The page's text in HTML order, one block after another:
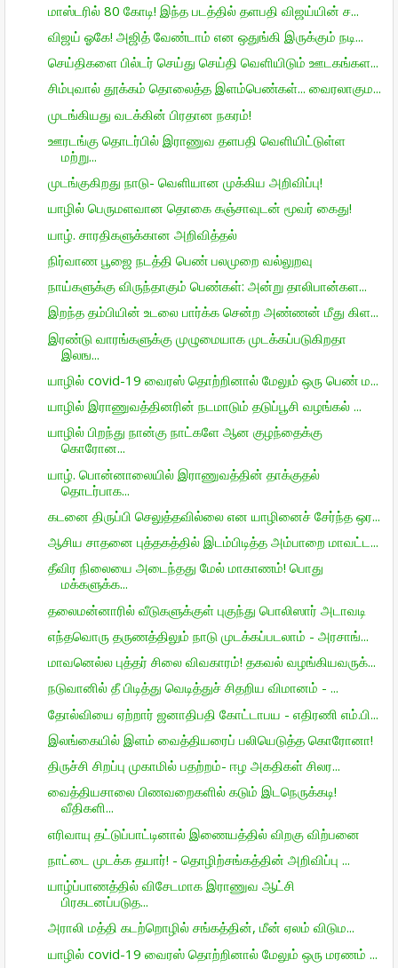
மாஸ்டரில் 80 கோடி! இந்த படத்தில் தளபதி விஜய்யின் ச...
விஜய் ஓகே! அஜித் வேண்டாம் என ஒதுங்கி இருக்கும் நடி...
செய்திகளை பில்டர் செய்து செய்தி வெளியிடும் ஊடகங்கள...
சிம்புவால் தூக்கம் தொலைத்த இளம்பெண்கள்... வைரலாகும...
முடங்கியது வடக்கின் பிரதான நகரம்!
ஊரடங்கு தொடர்பில் இராணுவ தளபதி வெளியிட்டுள்ள
மற்று...
முடங்குகிறது நாடு- வெளியான முக்கிய அறிவிப்பு!
யாழில் பெருமளவான தொகை கஞ்சாவுடன் மூவர் கைது!
யாழ். சாரதிகளுக்கான அறிவித்தல்
நிர்வாண பூஜை நடத்தி பெண் பலமுறை வல்லுறவு
நாய்களுக்கு விருந்தாகும் பெண்கள்: அன்று தாலிபான்கள...
இறந்த தம்பியின் உடலை பார்க்க சென்ற அண்ணன் மீது கிள...
இரண்டு வாரங்களுக்கு முழுமையாக முடக்கப்படுகிறதா
இலங...
யாழில் covid-19 வைரஸ் தொற்றினால் மேலும் ஒரு பெண் ம...
யாழில் இராணுவத்தினரின் நடமாடும் தடுப்பூசி வழங்கல் ...
யாழில் பிறந்து நான்கு நாட்களே ஆன குழந்தைக்கு
கொரோன...
யாழ். பொன்னாலையில் இராணுவத்தின் தாக்குதல்
தொடர்பாக...
கடனை திருப்பி செலுத்தவில்லை என யாழினைச் சேர்ந்த ஒர...
ஆசிய சாதனை புத்தகத்தில் இடம்பிடித்த அம்பாறை மாவட்ட...
தீவிர நிலையை அடைந்தது மேல் மாகாணம்! பொது
மக்களுக்க...
தலைமன்னாரில் வீடுகளுக்குள் புகுந்து பொலிஸார் அடாவடி
எந்தவொரு தருணத்திலும் நாடு முடக்கப்படலாம் - அரசாங்...
மாவனெல்ல புத்தர் சிலை விவகாரம்! தகவல் வழங்கியவருக்...
நடுவானில் தீ பிடித்து வெடித்துச் சிதறிய விமானம் - ...
தோல்வியை ஏற்றார் ஜனாதிபதி கோட்டாபய - எதிரணி எம்.பி...
இலங்கையில் இளம் வைத்தியரைப் பலியெடுத்த கொரோனா!
திருச்சி சிறப்பு முகாமில் பதற்றம்- ஈழ அகதிகள் சிலர...
வைத்தியசாலை பிணவறைகளில் கடும் இடநெருக்கடி!
வீதிகளி...
எரிவாயு தட்டுப்பாட்டினால் இணையத்தில் விறகு விற்பனை
நாட்டை முடக்க தயார்! - தொழிற்சங்கத்தின் அறிவிப்பு ...
யாழ்ப்பாணத்தில் விசேடமாக இராணுவ ஆட்சி
பிரகடனப்படுத...
அராலி மத்தி கடற்றொழில் சங்கத்தின், மீன் ஏலம் விடும...
யாழில் covid-19 வைரஸ் தொற்றினால் மேலும் ஒரு மரணம் ...